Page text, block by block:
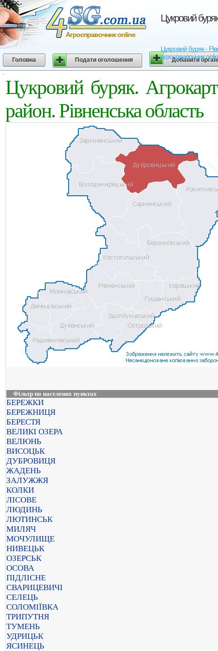
Цукровий
Цукровий буряк -
агросправочник
Агросправочник online
Головна Подати оголошення Добавити
Цукровий буряк.
район. Рівненська область
Фільтр по населених пунктах
БЕРЕЖКИ
БЕРЕЖНИЦЯ
БЕРЕСТЯ
ВЕЛИКІ ОЗЕРА
ВЕЛЮНЬ
ВИСОЦЬК
ДУБРОВИЦЯ
ЖАДЕНЬ
ЗАЛУЖЖЯ
КОЛКИ
ЛІСОВЕ
ЛЮДИНЬ
ЛЮТИНСЬК
МИЛЯЧ
МОЧУЛИЩЕ
НИВЕЦЬК
ОЗЕРСЬК
ОСОВА
ПІДЛІСНЕ
СВАРИЦЕВИЧІ
СЕЛЕЦЬ
СОЛОМІЇВКА
ТРИПУТНЯ
ТУМЕНЬ
УДРИЦЬК
ЯСИНЕЦЬ